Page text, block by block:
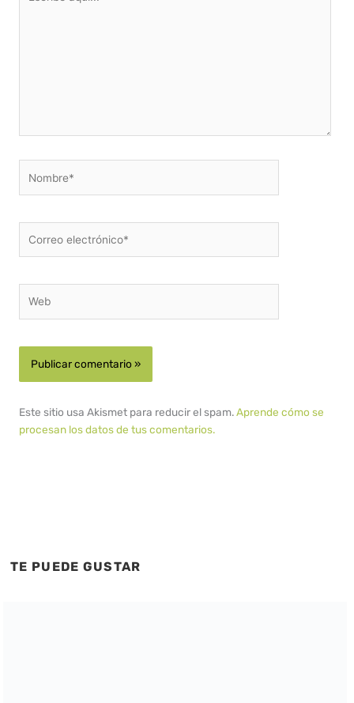
aquí...
electrónico*
Este sitio usa Akismet para reducir el spam.Aprende cómo se
procesan los datos de tus comentarios.
TE PUEDE GUSTAR